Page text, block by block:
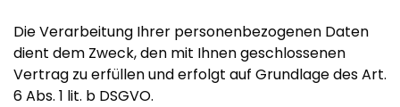
Die Verarbeitung Ihrer personenbezogenen Daten
dient dem Zweck, den mit Ihnen geschlossenen
Vertrag zu erfüllen und erfolgt auf Grundlage des Art.
6 Abs. 1 lit. b DSGVO.